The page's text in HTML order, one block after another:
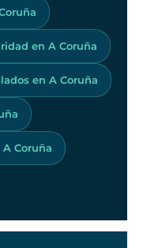
en A Coruña
en A Coruña
Coruña